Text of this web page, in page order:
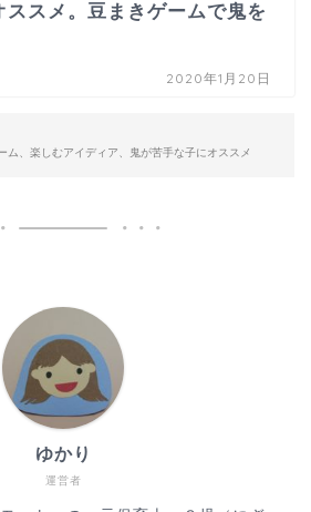
ススメ。豆まきゲームで鬼を
2020年1月20日
ム、楽しむアイディア、鬼が苦手な子にオススメ
運営者
ゆかり